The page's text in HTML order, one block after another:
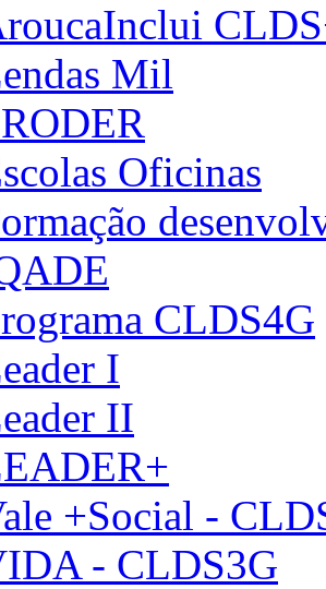
Mil
Oficinas
CLDS4G
I
II
+Social -
- CLDS3G